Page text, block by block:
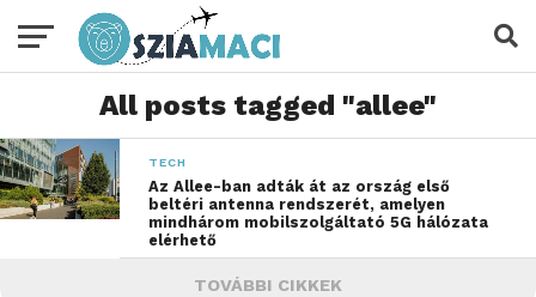
All posts tagged "allee"
TECH
Az Allee-ban adták át az ország első
beltéri antenna rendszerét, amelyen
mindhárom mobilszolgáltató 5G hálózata
elérhető
TOVÁBBI CIKKEK